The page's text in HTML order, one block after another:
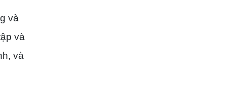
và
và
và